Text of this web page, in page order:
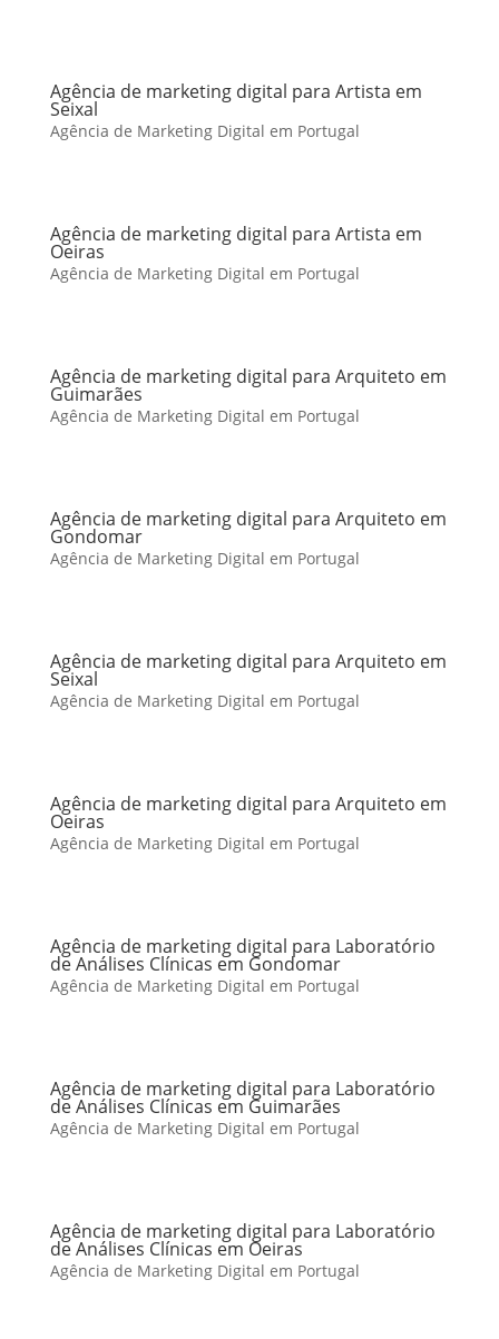
Agência de marketing digital para Artista em
Seixal
Agência de Marketing Digital em Portugal
Agência de marketing digital para Artista em
Oeiras
Agência de Marketing Digital em Portugal
Agência de marketing digital para Arquiteto em
Guimarães
Agência de Marketing Digital em Portugal
Agência de marketing digital para Arquiteto em
Gondomar
Agência de Marketing Digital em Portugal
Agência de marketing digital para Arquiteto em
Seixal
Agência de Marketing Digital em Portugal
Agência de marketing digital para Arquiteto em
Oeiras
Agência de Marketing Digital em Portugal
Agência de marketing digital para Laboratório
de Análises Clínicas em Gondomar
Agência de Marketing Digital em Portugal
Agência de marketing digital para Laboratório
de Análises Clínicas em Guimarães
Agência de Marketing Digital em Portugal
Agência de marketing digital para Laboratório
de Análises Clínicas em Oeiras
Agência de Marketing Digital em Portugal